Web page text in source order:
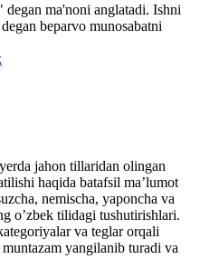
ma'noni anglatadi. Ishni
beparvo munosabatni
jahon tillaridan olingan
haqida batafsil maʼlumot
nemischa, yaponcha va
oʼzbek tilidagi tushutirishlari.
va teglar orqali
yangilanib turadi va